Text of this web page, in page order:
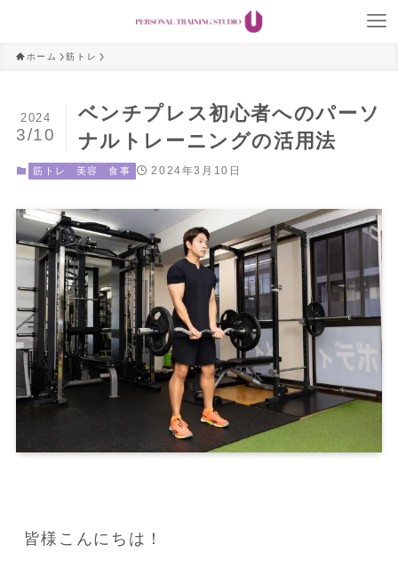
ホーム 筋トレ
ベンチプレス初心者へのパーソ
ナルトレーニングの活用法
2024
3/10
筋トレ 美容 食事 2024年3月10日
皆様こんにちは！